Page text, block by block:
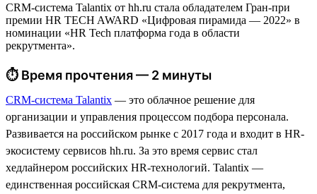
CRM-система Talantix от hh.ru стала обладателем Гран-при
премии HR TECH AWARD «Цифровая пирамида — 2022» в
номинации «HR Tech платформа года в области
рекрутмента».
⏱ Время прочтения — 2 минуты
CRM-система Talantix — это облачное решение для
организации и управления процессом подбора персонала.
Развивается на российском рынке с 2017 года и входит в HR-
экосистему сервисов hh.ru. За это время сервис стал
хедлайнером российских HR-технологий. Talantix —
единственная российская CRM-система для рекрутмента,